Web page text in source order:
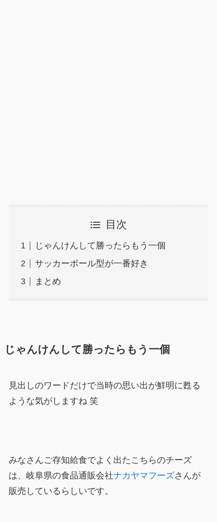
目次
じゃんけんして勝ったらもう一個
サッカーボール型が一番好き
まとめ
じゃんけんして勝ったらもう一個
見出しのワードだけで当時の思い出が鮮明に甦る
ような気がしますね 笑
みなさんご存知給食でよく出たこちらのチーズ
は、岐阜県の食品通販会社ナカヤマフーズさんが
販売しているらしいです。